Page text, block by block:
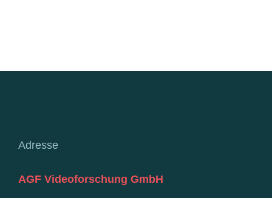
Adresse
AGF Videoforschung GmbH